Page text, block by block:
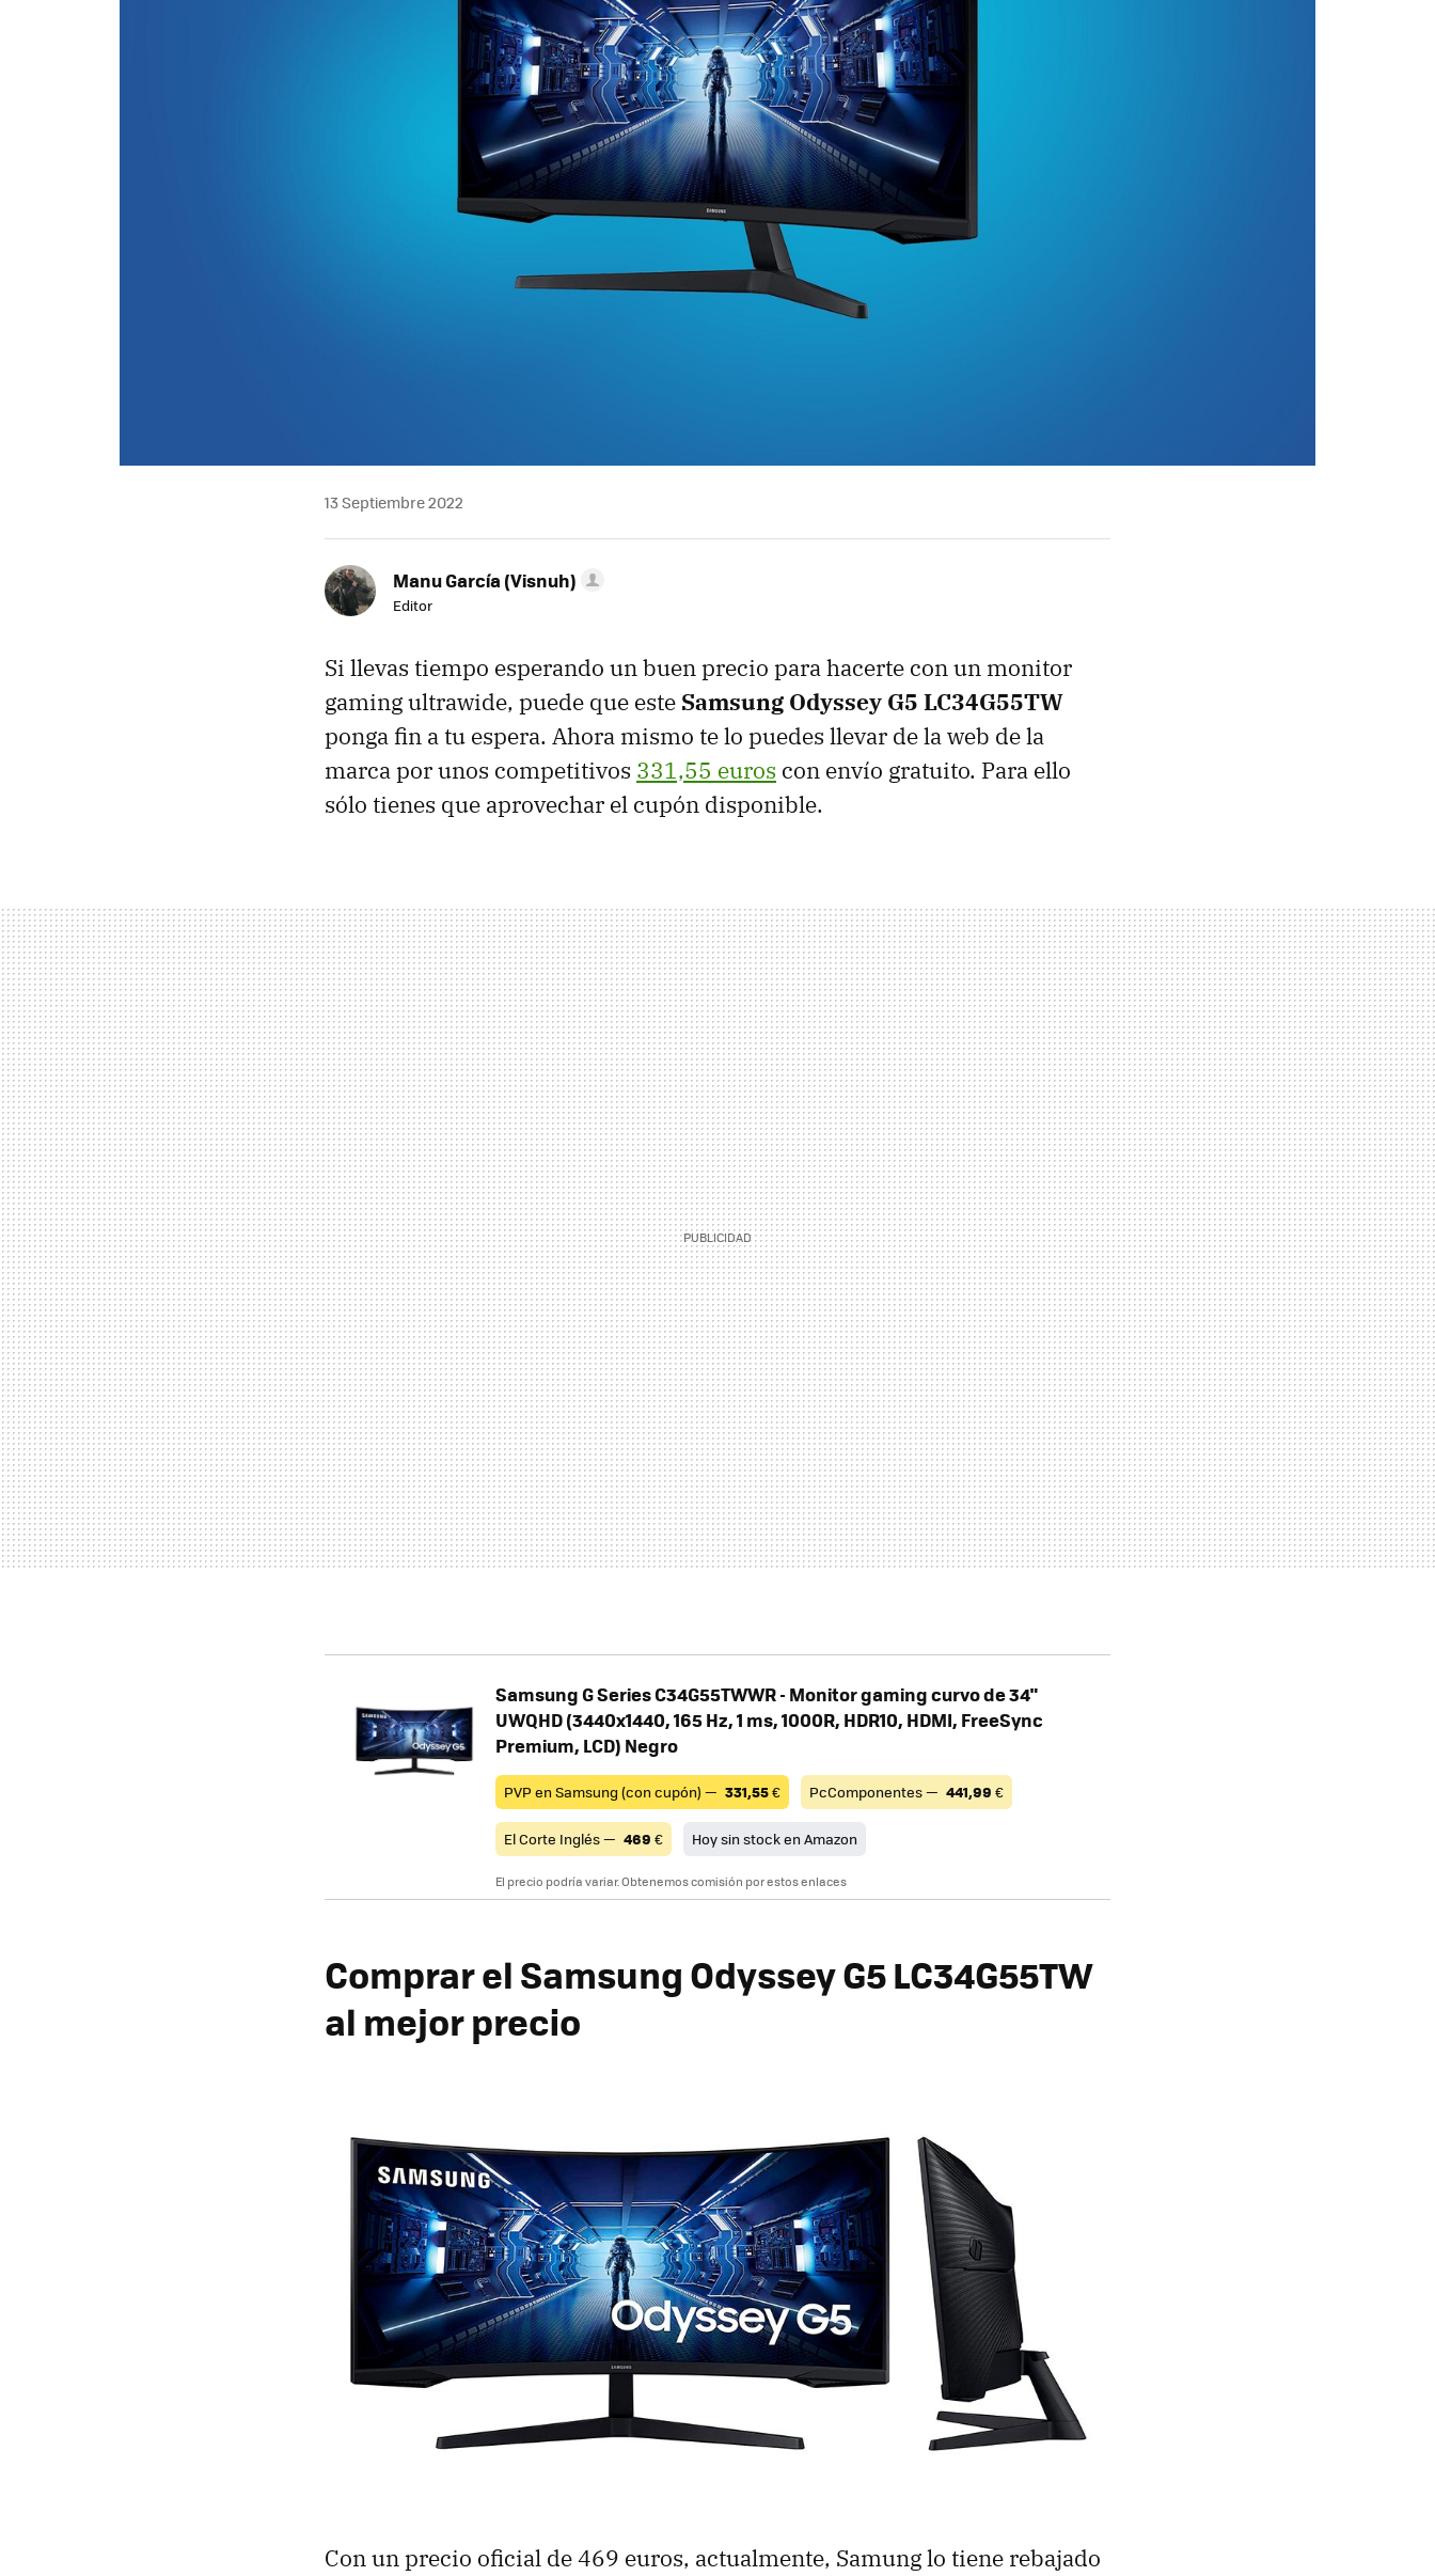
13 Septiembre 2022
Manu García (Visnuh)
Editor
Si llevas tiempo esperando un buen precio para hacerte con un monitor
gaming ultrawide, puede que este Samsung Odyssey G5 LC34G55TW
ponga fin a tu espera. Ahora mismo te lo puedes llevar de la web de la
marca por unos competitivos 331,55 euros con envío gratuito. Para ello
sólo tienes que aprovechar el cupón disponible.
Samsung G Series C34G55TWWR - Monitor gaming curvo de 34"
UWQHD (3440x1440, 165 Hz, 1 ms, 1000R, HDR10, HDMI, FreeSync
Premium, LCD) Negro
PVP en Samsung (con cupón) — 331,55€ PcComponentes — 441,99 €
El Corte Inglés — 469 € Hoy sin stock en Amazon
El precio podría variar. Obtenemos comisión por estos enlaces
Comprar el Samsung Odyssey G5 LC34G55TW
al mejor precio
Con un precio oficial de 469 euros, actualmente, Samung lo tiene rebajado